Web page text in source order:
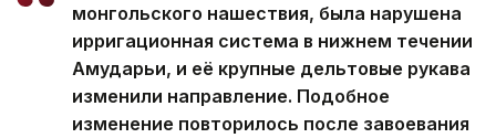
монгольского нашествия, была нарушена
ирригационная система в нижнем течении
Амударьи, и её крупные дельтовые рукава
изменили направление. Подобное
изменение повторилось после завоевания